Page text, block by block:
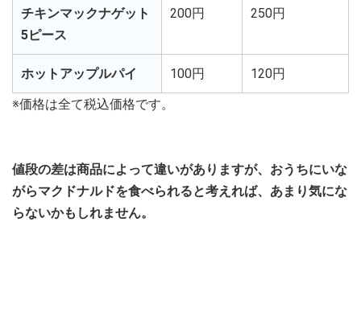
チキンマックナゲット
5ピース
200円 250円
ホットアップルパイ 100円
120円
※価格は全て税込価格です。
値段の差は商品によって違いがありますが、おうちにいな
がらマクドナルドを食べられると考えれば、あまり気にな
らないかもしれません。